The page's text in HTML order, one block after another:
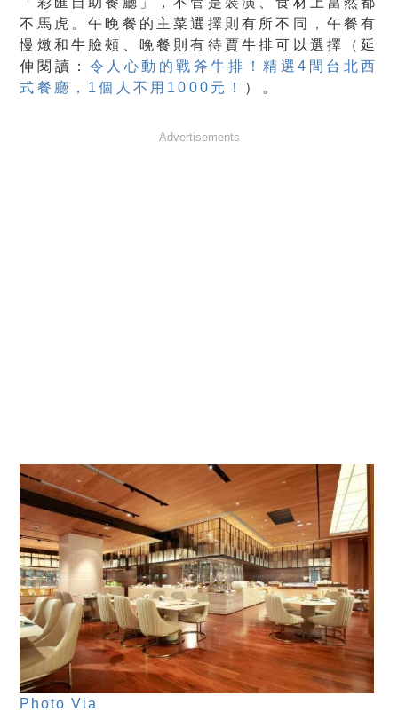
不馬虎。午晚餐的主菜選擇則有所不同，午餐有
慢燉和牛臉頰、晚餐則有待賈牛排可以選擇（延
伸閱讀： 令人心動的戰斧牛排！精選4間台北西
式餐廳，1個人不用1000元！ ）。
Advertisements
Photo Via